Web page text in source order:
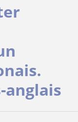
anglais